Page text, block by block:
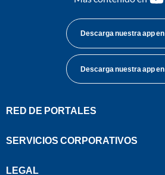
Descarga nuestra app en
Descarga nuestra app en
RED DE PORTALES
SERVICIOS CORPORATIVOS
LEGAL